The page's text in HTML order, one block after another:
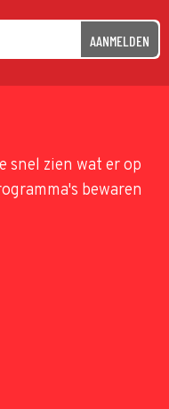
AANMELDEN
snel zien wat er op
bewaren